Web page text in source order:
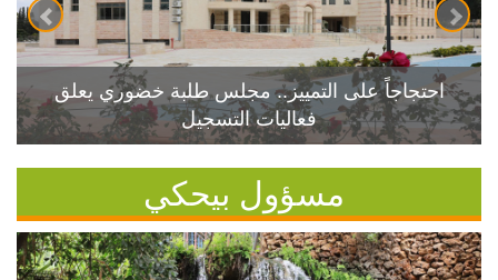
احتجاجاً على التمييز.. مجلس طلبة خضوري يعلق
فعاليات التسجيل
مسؤول بيحكي